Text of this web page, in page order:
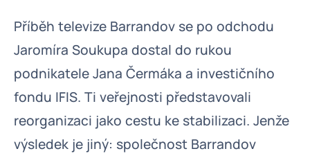
Příběh televize Barrandov se po odchodu
Jaromíra Soukupa dostal do rukou
podnikatele Jana Čermáka a investičního
fondu IFIS. Ti veřejnosti představovali
reorganizaci jako cestu ke stabilizaci. Jenže
výsledek je jiný: společnost Barrandov